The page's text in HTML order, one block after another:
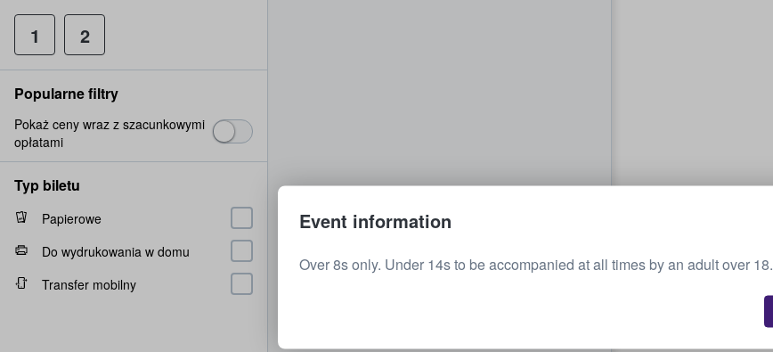
1 2
Popularne filtry
Pokaż ceny wraz z szacunkowymi
opłatami
Typ biletu
Papierowe
Do wydrukowania w domu
Transfer mobilny
Event information
Over 8s only. Under 14s to be accompanied at all times by an adult over 18.